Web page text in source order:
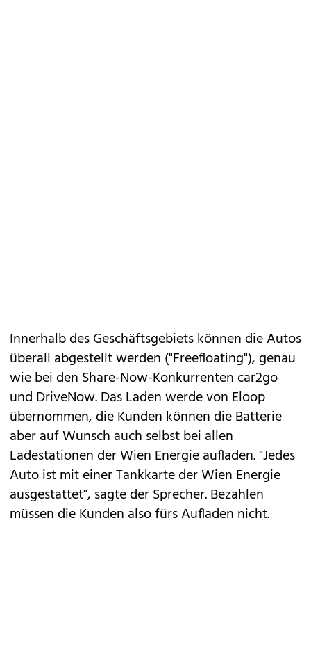
Innerhalb des Geschäftsgebiets können die Autos
überall abgestellt werden ("Freefloating"), genau
wie bei den Share-Now-Konkurrenten car2go
und DriveNow. Das Laden werde von Eloop
übernommen, die Kunden können die Batterie
aber auf Wunsch auch selbst bei allen
Ladestationen der Wien Energie aufladen. "Jedes
Auto ist mit einer Tankkarte der Wien Energie
ausgestattet", sagte der Sprecher. Bezahlen
müssen die Kunden also fürs Aufladen nicht.